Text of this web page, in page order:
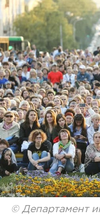
© Департамент